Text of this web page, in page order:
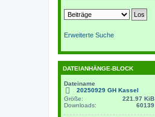
Erweiterte Suche
DATEIANHÄNGE-BLOCK
Dateiname
20250929 GH Kassel
Größe:
221.97 KiB
Downloads:
60139